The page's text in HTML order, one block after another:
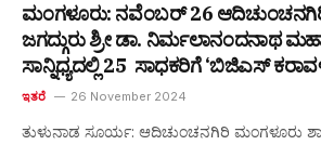
ಮಂಗಳೂರು: ನವೆಂಬರ್ 26 ಆದಿಚುಂಚನಗಿರಿ
ಜಗದ್ಗುರು ಶ್ರೀ ಡಾ. ನಿರ್ಮಲಾನಂದನಾಥ
ಸಾನ್ನಿಧ್ಯದಲ್ಲಿ 25 ಸಾಧಕರಿಗೆ ‘ಬಿಜಿಎಸ್ ಕರಾವಳಿ
ಇತರೆ 26 November 2024
ತುಳುನಾಡ ಸೂರ್ಯ: ಆದಿಚುಂಚನಗಿರಿ ಮಂಗಳೂರು